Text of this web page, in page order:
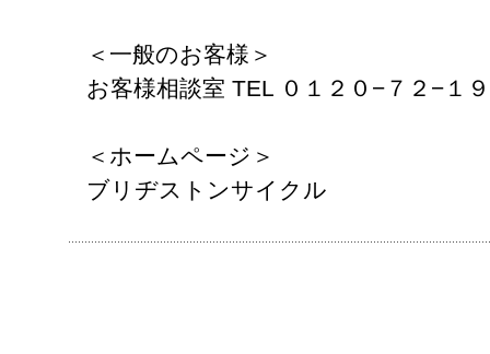
＜一般のお客様＞
お客様相談室 TEL ０１２０−７２−１
＜ホームページ＞
ブリヂストンサイクル